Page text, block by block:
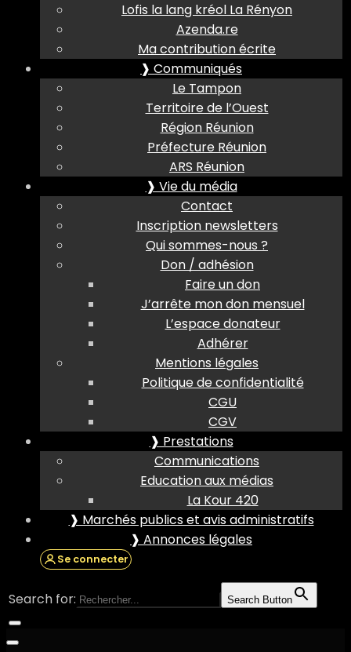
Lofis la lang kréol La Rényon
Azenda.re
Ma contribution écrite
❱ Communiqués
Le Tampon
Territoire de l’Ouest
Région Réunion
Préfecture Réunion
ARS Réunion
❱ Vie du média
Contact
Inscription newsletters
Qui sommes-nous ?
Don / adhésion
Faire un don
J’arrête mon don mensuel
L’espace donateur
Adhérer
Mentions légales
Politique de confidentialité
CGU
CGV
❱ Prestations
Communications
Education aux médias
La Kour 420
❱ Marchés publics et avis administratifs
❱ Annonces légales
Se connecter
Search for: Search Button